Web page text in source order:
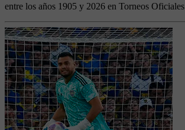
entre los años 1905 y 2026 en Torneos Oficiales